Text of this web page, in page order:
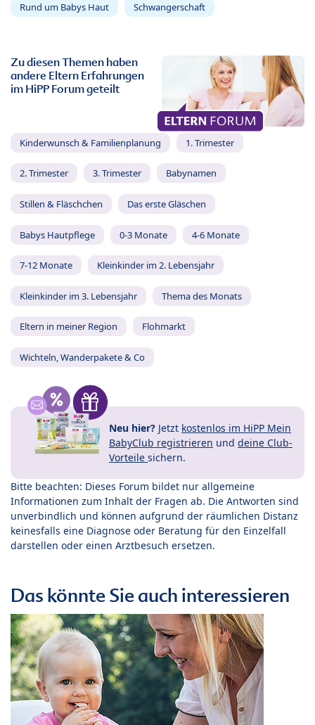
Rund um Babys Haut Schwangerschaft
Zu diesen Themen haben
andere Eltern Erfahrungen
im HiPP Forum geteilt
Kinderwunsch & Familienplanung 1. Trimester
2. Trimester 3. Trimester Babynamen
Stillen & Fläschchen Das erste Gläschen
Babys Hautpflege 0-3 Monate 4-6 Monate
7-12 Monate Kleinkinder im 2. Lebensjahr
Kleinkinder im 3. Lebensjahr Thema des Monats
Eltern in meiner Region Flohmarkt
Wichteln, Wanderpakete & Co
Neu hier? Jetzt kostenlos im HiPP Mein
BabyClub registrieren und deine Club-
Vorteile sichern.
Bitte beachten: Dieses Forum bildet nur allgemeine
Informationen zum Inhalt der Fragen ab. Die Antworten sind
unverbindlich und können aufgrund der räumlichen Distanz
keinesfalls eine Diagnose oder Beratung für den Einzelfall
darstellen oder einen Arztbesuch ersetzen.
Das könnte Sie auch interessieren